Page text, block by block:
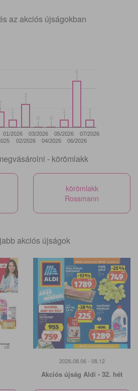
az akciós újságokban
01/2026
02/2026
03/2026
04/2026
05/2026
06/2026
07/2026
11
33
00 00
11
66
11
- körömlakk
körömlakk
Rossmann
akciós újságok
2026.08.06 - 08.12
Akciós újság Aldi - 32. hét